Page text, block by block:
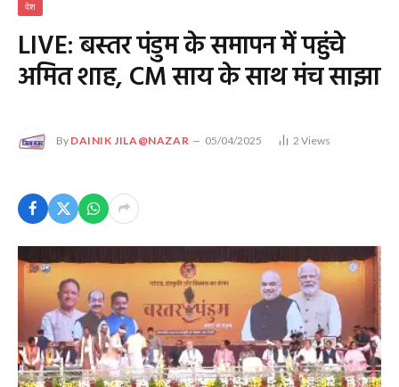
देश
LIVE: बस्तर पंडुम के समापन में पहुंचे
अमित शाह, CM साय के साथ मंच साझा
By DAINIK JILA@NAZAR 05/04/2025 2Views